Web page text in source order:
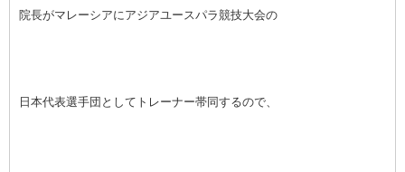
院長がマレーシアにアジアユースパラ競技大会の
日本代表選手団としてトレーナー帯同するので、